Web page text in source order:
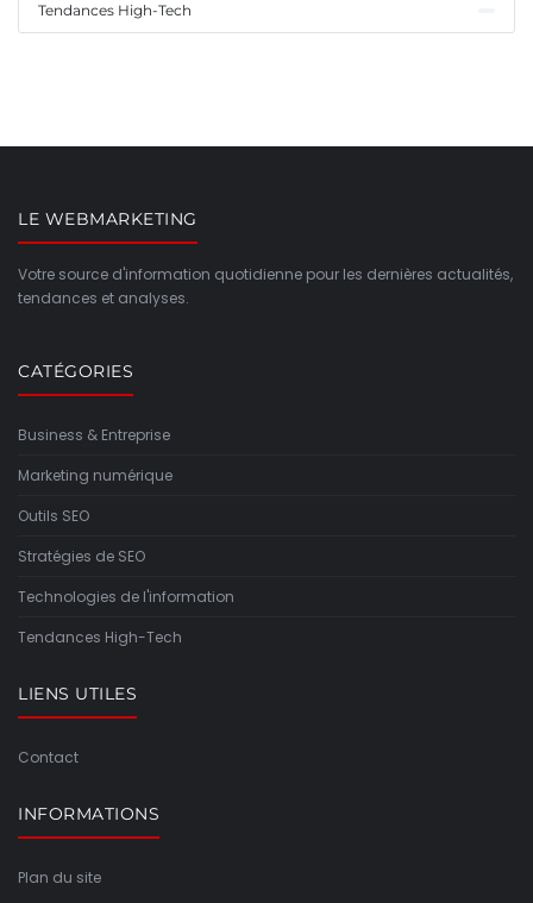
Tendances High-Tech
LE WEBMARKETING
Votre source d'information quotidienne pour les dernières actualités,
tendances et analyses.
CATÉGORIES
Business & Entreprise
Marketing numérique
Outils SEO
Stratégies de SEO
Technologies de l'information
Tendances High-Tech
LIENS UTILES
Contact
INFORMATIONS
Plan du site